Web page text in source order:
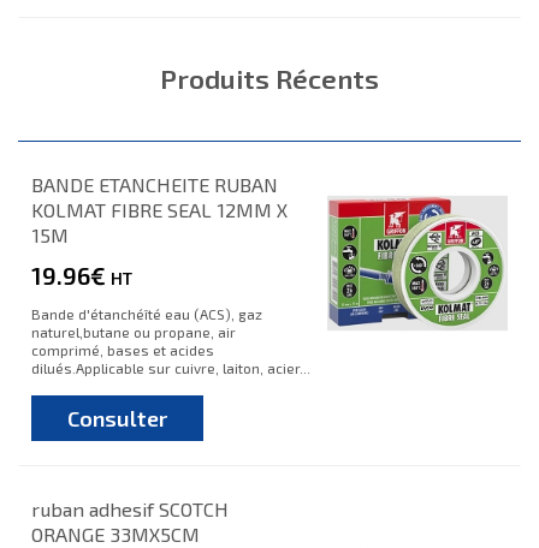
Produits Récents
BANDE ETANCHEITE RUBAN
KOLMAT FIBRE SEAL 12MM X
15M
19.96€ HT
Bande d'étanchéîté eau (ACS), gaz
naturel,butane ou propane, air
comprimé, bases et acides
dilués.Applicable sur cuivre, laiton, acier...
Consulter
ruban adhesif SCOTCH
ORANGE 33MX5CM